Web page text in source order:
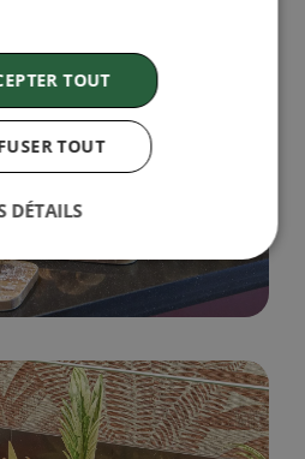
TOUT
TOUT
DÉTAILS